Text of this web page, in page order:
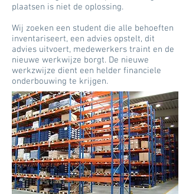
plaatsen is niet de oplossing.
Wij zoeken een student die alle behoeften
inventariseert, een advies opstelt, dit
advies uitvoert, medewerkers traint en de
nieuwe werkwijze borgt. De nieuwe
werkzwijze dient een helder financiele
onderbouwing te krijgen.